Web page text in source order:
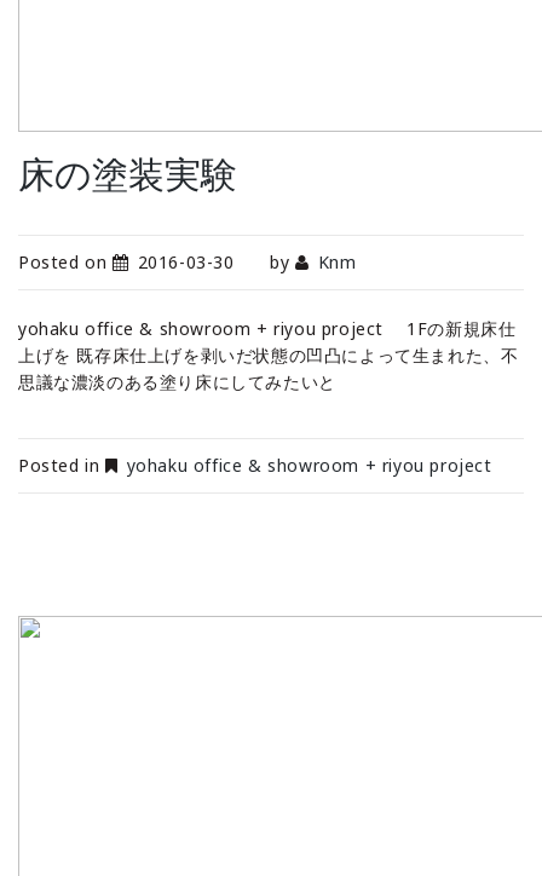
床の塗装実験
Posted on 2016-03-30 by Knm
yohaku office & showroom + riyou project 1Fの新規床仕
上げを 既存床仕上げを剥いだ状態の凹凸によって生まれた、不
思議な濃淡のある塗り床にしてみたいと
Posted in yohaku office & showroom + riyou project